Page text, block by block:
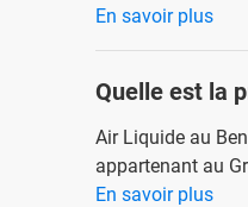
En savoir plus
Quelle est la
Air Liquide au
appartenant au
En savoir plus